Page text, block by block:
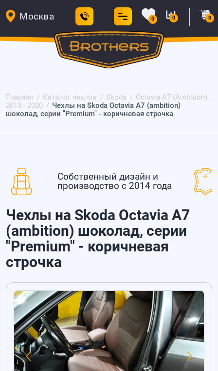
Москва 0 0 0
Главная Каталог чехлов Skoda
Octavia A7 (Ambition),
2013 - 2020
Чехлы на Skoda Octavia A7 (ambition)
шоколад, серии "Premium" - коричневая строчка
Собственный дизайн и
производство с 2014 года
Чехлы на Skoda Octavia A7
(ambition) шоколад, серии
"Premium" - коричневая
строчка